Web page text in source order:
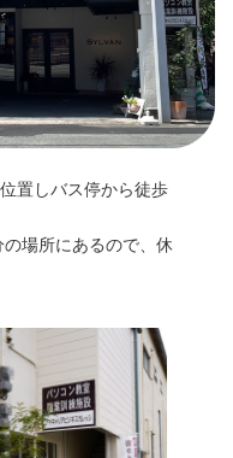
置しバス停から徒歩
場所にあるので、休